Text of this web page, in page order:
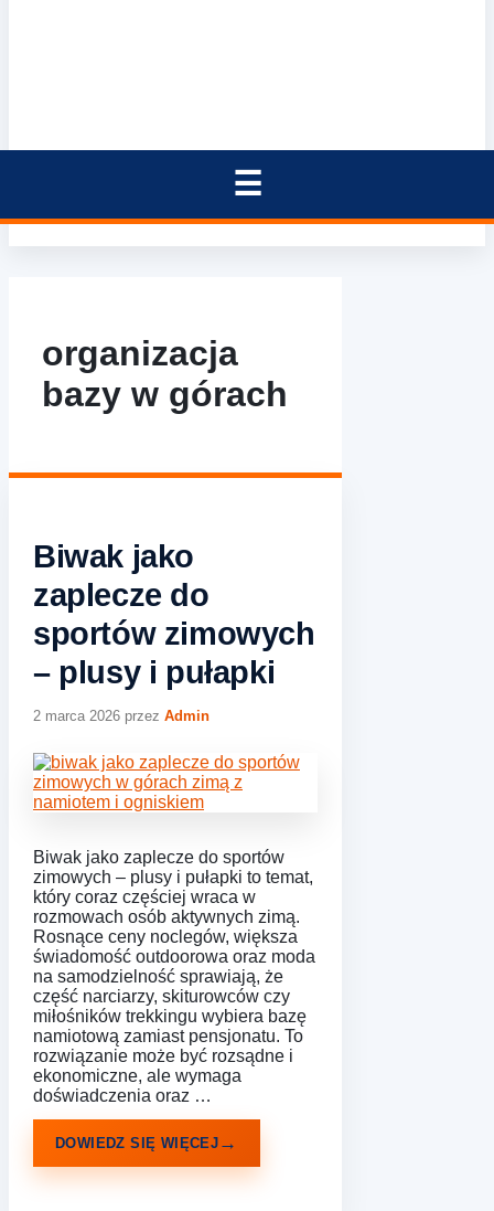
organizacja
bazy w górach
Biwak jako
zaplecze do
sportów zimowych
– plusy i pułapki
2 marca 2026 przez Admin
Biwak jako zaplecze do sportów
zimowych – plusy i pułapki to temat,
który coraz częściej wraca w
rozmowach osób aktywnych zimą.
Rosnące ceny noclegów, większa
świadomość outdoorowa oraz moda
na samodzielność sprawiają, że
część narciarzy, skiturowców czy
miłośników trekkingu wybiera bazę
namiotową zamiast pensjonatu. To
rozwiązanie może być rozsądne i
ekonomiczne, ale wymaga
doświadczenia oraz …
DOWIEDZ SIĘ WIĘCEJ